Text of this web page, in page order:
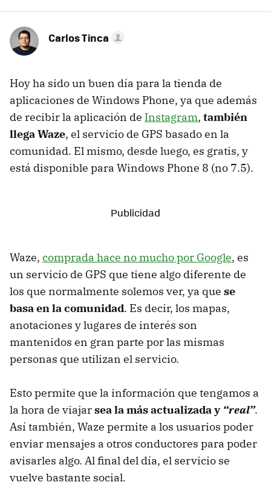
Carlos Tinca
Hoy ha sido un buen día para la tienda de
aplicaciones de Windows Phone, ya que además
de recibir la aplicación de Instagram, también
llega Waze, el servicio de GPS basado en la
comunidad. El mismo, desde luego, es gratis, y
está disponible para Windows Phone 8 (no 7.5).
Waze, comprada hace no mucho por Google, es
un servicio de GPS que tiene algo diferente de
los que normalmente solemos ver, ya que se
basa en la comunidad. Es decir, los mapas,
anotaciones y lugares de interés son
mantenidos en gran parte por las mismas
personas que utilizan el servicio.
Esto permite que la información que tengamos a
la hora de viajarsea la más actualizada y “real”.
Así también, Waze permite a los usuarios poder
enviar mensajes a otros conductores para poder
avisarles algo. Al final del día, el servicio se
vuelve bastante social.